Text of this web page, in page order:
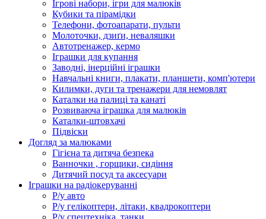
Ігрові набори, ігри для малюків
Кубики та пірамідки
Телефони, фотоапарати, пульти
Молоточки, дзиґи, неваляшки
Автотренажер, кермо
Іграшки для купання
Заводні, інерційні іграшки
Навчальні книги, плакати, планшети, комп'ютери
Килимки, дуги та тренажери для немовлят
Каталки на палиці та канаті
Розвиваюча іграшка для малюків
Каталки-штовхачі
Підвіски
Догляд за малюками
Гігієна та дитяча безпека
Ванночки , горщики, сидіння
Дитячий посуд та аксесуари
Іграшки на радіокеруванні
Р/у авто
Р/у гелікоптери, літаки, квадрокоптери
Р/у спецтехніка, танки